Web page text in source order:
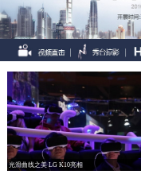
光滑曲线之美 LG K10亮相